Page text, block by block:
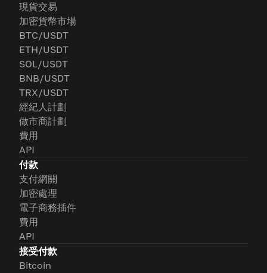
現貨交易
加密貨幣市場
BTC/USDT
ETH/USDT
SOL/USDT
BNB/USDT
TRX/USDT
經紀人計劃
做市商計劃
費用
API
付款
支付網關
加密處理
電子商務插件
費用
API
接受付款
Bitcoin